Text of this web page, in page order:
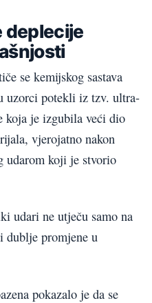
deplecije
se kemijskog sastava
uzorci potekli iz tzv. ultra-
koja je izgubila veći dio
vjerojatno nakon
udarom koji je stvorio
udari ne utječu samo na
dublje promjene u
pokazalo je da se